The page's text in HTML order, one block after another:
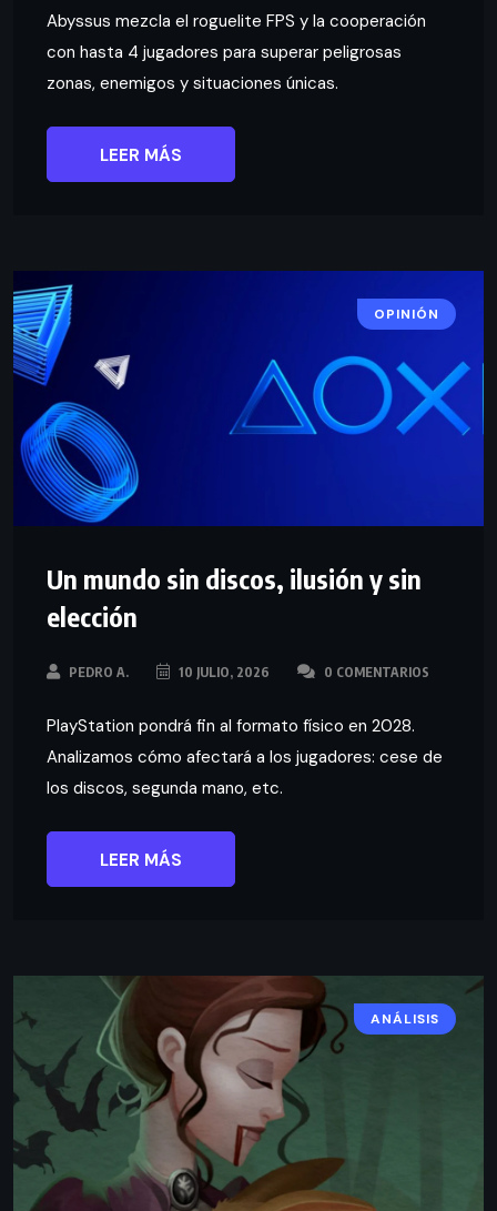
Abyssus mezcla el roguelite FPS y la cooperación
con hasta 4 jugadores para superar peligrosas
zonas, enemigos y situaciones únicas.
LEER MÁS
OPINIÓN
Un mundo sin discos, ilusión y sin
elección
PEDRO A. 10 JULIO, 2026 0 COMENTARIOS
PlayStation pondrá fin al formato físico en 2028.
Analizamos cómo afectará a los jugadores: cese de
los discos, segunda mano, etc.
LEER MÁS
ANÁLISIS